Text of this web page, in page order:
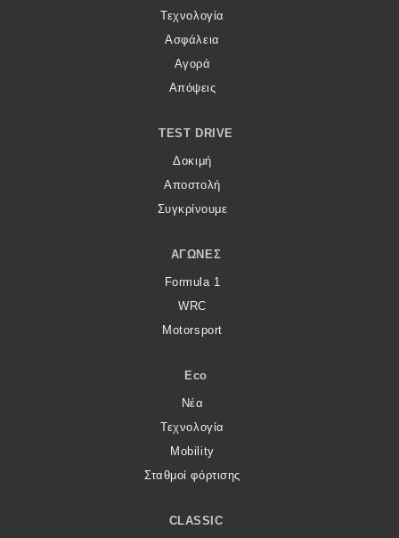
Τεχνολογία
Ασφάλεια
Αγορά
Απόψεις
TEST DRIVE
Δοκιμή
Αποστολή
Συγκρίνουμε
ΑΓΏΝΕΣ
Formula 1
WRC
Motorsport
Eco
Νέα
Τεχνολογία
Mobility
Σταθμοί φόρτισης
CLASSIC